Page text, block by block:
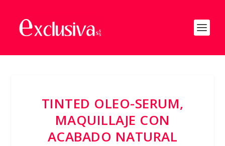
TINTED OLEO-SERUM,
MAQUILLAJE CON
ACABADO NATURAL